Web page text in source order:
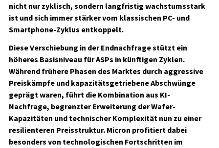
nicht nur zyklisch, sondern langfristig wachstumsstark
ist und sich immer stärker vom klassischen PC- und
Smartphone-Zyklus entkoppelt.
Diese Verschiebung in der Endnachfrage stützt ein
höheres Basisniveau für ASPs in künftigen Zyklen.
Während frühere Phasen des Marktes durch aggressive
Preiskämpfe und kapazitätsgetriebene Abschwünge
geprägt waren, führt die Kombination aus KI-
Nachfrage, begrenzter Erweiterung der Wafer-
Kapazitäten und technischer Komplexität nun zu einer
resilienteren Preisstruktur. Micron profitiert dabei
besonders von technologischen Fortschritten im